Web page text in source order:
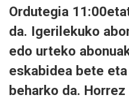
Ordutegia
da. Igerilekuko
edo urteko
eskabidea bete
beharko da.